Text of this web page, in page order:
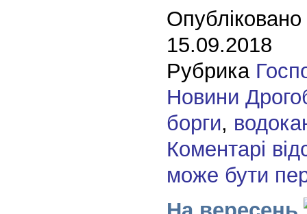
15.09.2018
Рубрика
Новини
борги,
Коментарі
може бути